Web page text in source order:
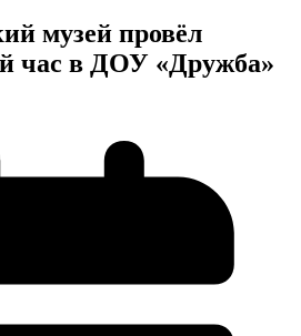
музей провёл
час в ДОУ «Дружба»